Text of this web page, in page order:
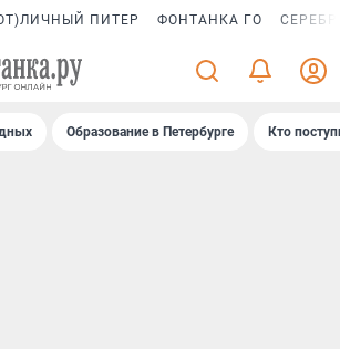
ПИТЕР ФОНТАНКА ГО
Образование в Петербурге Кто